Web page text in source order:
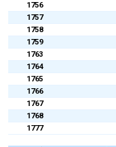
1756
1757
1758
1759
1763
1764
1765
1766
1767
1768
1777